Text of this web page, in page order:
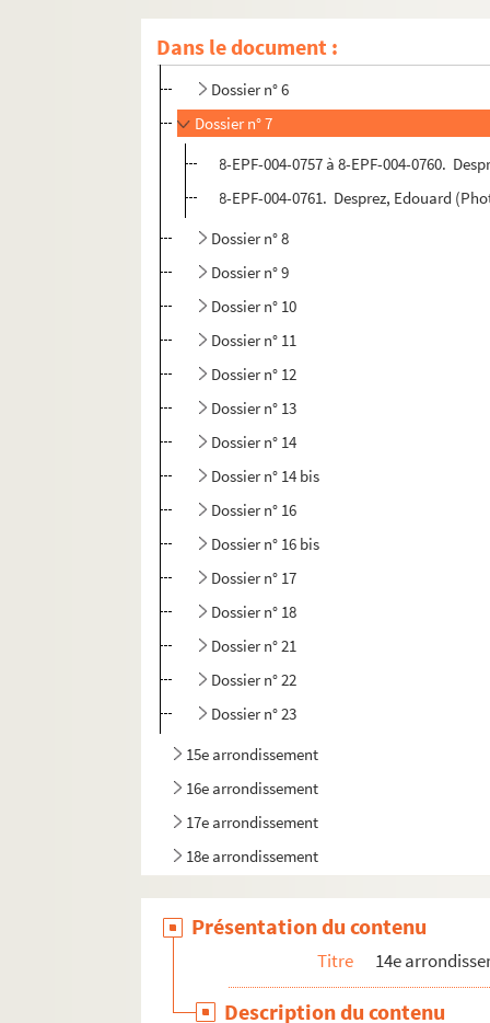
Dans le document :
Dossier n° 4
Dossier n° 5
Dossier n° 6
Dossier n° 7
8-EPF-004-0757 à 8-EPF-004-0760.
8-EPF-004-0761. Desprez, Edouard
Dossier n° 8
Dossier n° 9
Dossier n° 10
Dossier n° 11
Dossier n° 12
Dossier n° 13
Dossier n° 14
Dossier n° 14 bis
Dossier n° 16
Dossier n° 16 bis
Dossier n° 17
Dossier n° 18
Dossier n° 21
Dossier n° 22
Dossier n° 23
15e arrondissement
16e arrondissement
17e arrondissement
18e arrondissement
20e arrondissement
Présentation du contenu
Titre 14e
Description du contenu